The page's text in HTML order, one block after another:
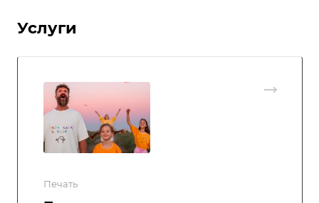
Услуги
Печать